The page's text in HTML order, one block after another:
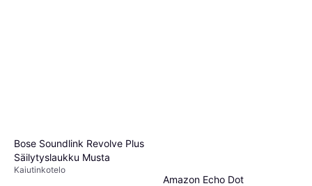
Bose Soundlink Revolve Plus
Säilytyslaukku Musta
Kaiutinkotelo
Amazon Echo Dot